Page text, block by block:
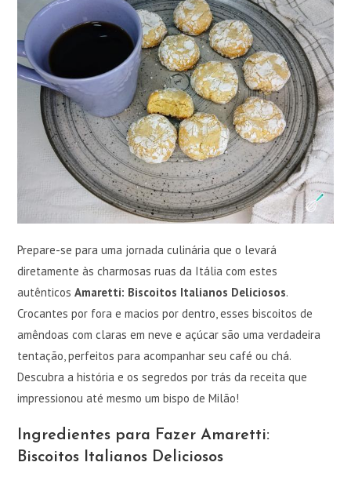
Prepare-se para uma jornada culinária que o levará
diretamente às charmosas ruas da Itália com estes
autênticosAmaretti: Biscoitos Italianos Deliciosos.
Crocantes por fora e macios por dentro, esses biscoitos de
amêndoas com claras em neve e açúcar são uma verdadeira
tentação, perfeitos para acompanhar seu café ou chá.
Descubra a história e os segredos por trás da receita que
impressionou até mesmo um bispo de Milão!
Ingredientes para Fazer Amaretti:
Biscoitos Italianos Deliciosos